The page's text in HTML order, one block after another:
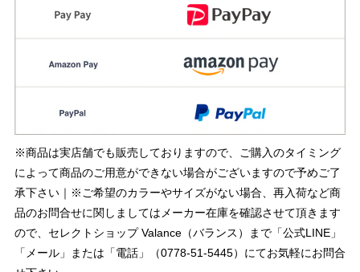
※商品は実店舗でも販売しておりますので、ご購入のタイミング
によって商品のご用意ができない場合がございますので予めご了
承下さい｜※ご希望のカラーやサイズがない場合、再入荷など商
品のお問合せに関しましてはメーカー在庫を確認させて頂きます
ので、セレクトショップ Valance（バランス）まで「公式LINE」
「メール」または「電話」（0778-51-5445）にてお気軽にお問合